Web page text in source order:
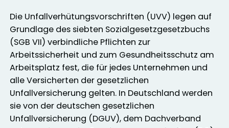
Die Unfallverhütungsvorschriften (UVV) legen auf
Grundlage des siebten Sozialgesetzgesetzbuchs
(SGB VII) verbindliche Pflichten zur
Arbeitssicherheit und zum Gesundheitsschutz am
Arbeitsplatz fest, die für jedes Unternehmen und
alle Versicherten der gesetzlichen
Unfallversicherung gelten. In Deutschland werden
sie von der deutschen gesetzlichen
Unfallversicherung (DGUV), dem Dachverband